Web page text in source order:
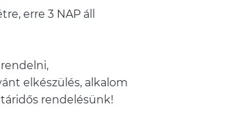
erre 3 NAP áll
rendelni,
elkészülés, alkalom
rendelésünk!